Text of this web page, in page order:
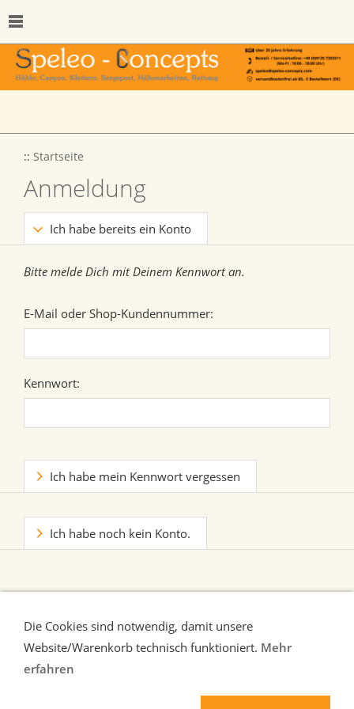
:: Startseite
Anmeldung
Ich habe bereits ein Konto
Bitte melde Dich mit Deinem Kennwort an.
E-Mail oder Shop-Kundennummer:
Kennwort:
Ich habe mein Kennwort vergessen
Ich habe noch kein Konto.
AGB
Widerrufsrecht
Die Cookies sind notwendig, damit unsere
Website/Warenkorb technisch funktioniert. Mehr
erfahren